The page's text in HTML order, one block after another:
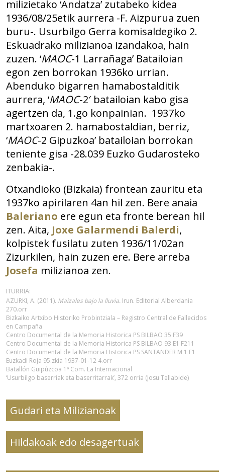
milizietako ‘Andatza’ zutabeko kidea
1936/08/25etik aurrera -F. Aizpurua zuen
buru-. Usurbilgo Gerra komisaldegiko 2.
Eskuadrako milizianoa izandakoa, hain
zuzen. ‘MAOC-1 Larrañaga’ Batailoian
egon zen borrokan 1936ko urrian.
Abenduko bigarren hamabostalditik
aurrera, ‘MAOC-2′ batailoian kabo gisa
agertzen da, 1.go konpainian. 1937ko
martxoaren 2. hamabostaldian, berriz,
‘MAOC-2 Gipuzkoa’ batailoian borrokan
teniente gisa -28.039 Euzko Gudarosteko
zenbakia-.
Otxandioko (Bizkaia) frontean zauritu eta
1937ko apirilaren 4an hil zen. Bere anaia
Baleriano ere egun eta fronte berean hil
zen. Aita, Joxe Galarmendi Balerdi,
kolpistek fusilatu zuten 1936/11/02an
Zizurkilen, hain zuzen ere. Bere arreba
Josefa milizianoa zen.
ITURRIA:
AZURKI, A. (2011). Maizales bajo la lluvia. Irun. Editorial Alberdania
270.orr
Bizkaiko Artxibo Historiko Probintziala – Registro Central de Fallecidos
en Campaña
Centro Documental de la Memoria Historica PS BILBAO 35 F39
Centro Documental de la Memoria Historica PS BILBAO 93 E1 F211
Centro Documental de la Memoria Historica PS SANTANDER M 1 F1
Euzkadi Roja 95.zkia 1937-01-12 4.orr
Batallón Guipúzcoa 1ª Com. La Internacional
‘Usurbilgo baserriak eta baserritarrak’, 372 orria (Josu Tellabide)
Gudari eta Milizianoak
Hildakoak edo desagertuak